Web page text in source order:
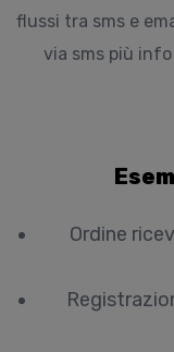
flussi tra sms e
via sms più
Ordine